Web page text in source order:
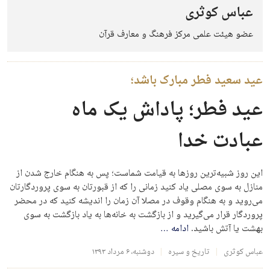
عباس کوثری
عضو هیئت علمی مرکز فرهنگ و معارف قرآن
عید سعید فطر مبارک باشد؛
عید فطر؛ پاداش یک ماه
عبادت خدا
این روز شبیه‌ترین روزها به قیامت شماست؛ پس به هنگام خارج شدن از
منازل به سوی مصلی یاد کنید زمانی را که از قبورتان به سوی پروردگارتان
می‌روید و به هنگام وقوف در مصلا آن زمان را اندیشه کنید که در محضر
پروردگار قرار می‌گیرید و از بازگشت به خانه‌ها به یاد بازگشت به سوی
بهشت یا آتش باشید.ادامه …
عباس کوثری تاریخ و سیره دوشنبه، ۶ مرداد ۱۳۹۳